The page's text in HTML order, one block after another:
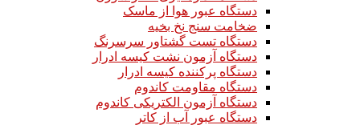
دستگاه عبور هوا از ماسک
ضخامت سنج نخ بخیه
دستگاه تست گشتاور سرسرنگ
دستگاه آزمون نشت کیسه ادرار
دستگاه پرکننده کیسه ادرار
دستگاه مقاومت کاندوم
دستگاه آزمون الکتریکی کاندوم
دستگاه عبور آب از کاتر